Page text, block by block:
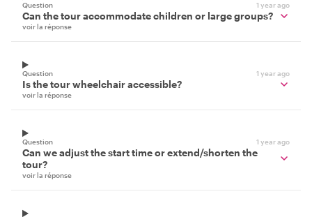
Question 1 year ago
Can the tour accommodate children or large groups?
voir la réponse
Question 1 year ago
Is the tour wheelchair accessible?
voir la réponse
Question 1 year ago
Can we adjust the start time or extend/shorten the
tour?
voir la réponse